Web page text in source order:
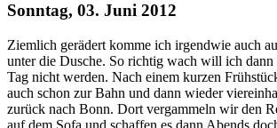
Sonntag, 03. Juni 2012
Ziemlich gerädert komme ich irgendwie auch
unter die Dusche. So richtig wach will ich dann
Tag nicht werden. Nach einem kurzen
auch schon zur Bahn und dann wieder
zurück nach Bonn. Dort vergammeln wir den